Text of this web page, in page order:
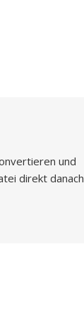
und
direkt danach